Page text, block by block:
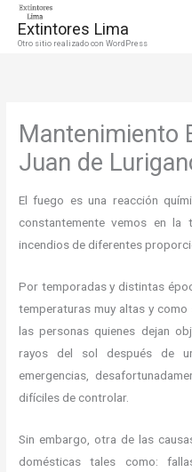
Extintores Lima
Otro sitio realizado con WordPress
Mantenimiento
Juan de
El fuego es una reacción
constantemente vemos en la
incendios de diferentes
Por temporadas y distintas
temperaturas muy altas y
las personas quienes dejan
rayos del sol después de
emergencias,
difíciles de controlar.
Sin embargo, otra de las
domésticas tales como: